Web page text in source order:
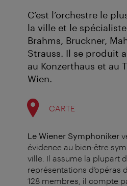
C’est l’orchestre le
la ville et le
Brahms, Bruckner,
Strauss. Il se produit
au Konzerthaus et au
Wien.
CARTE
Le Wiener Symphoniker
évidence au bien-être
ville. Il assume la plupart
représentations d’opéras
128 membres, il compte